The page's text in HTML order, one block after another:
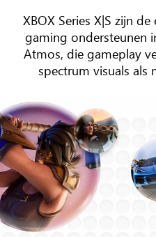
XBOX Series X|S zijn
gaming ondersteunen
Atmos, die gameplay
spectrum visuals als